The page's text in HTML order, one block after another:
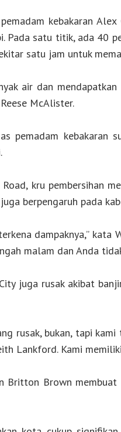
kebakaran
Pada satu titik, ada 40
satu jam untuk
air dan
McAlister.
pemadam
kru pembersihan
berpengaruh pada
dampaknya,” kata
malam dan Anda
juga rusak akibat
rusak, bukan, tapi
Lankford. Kami
Britton Brown